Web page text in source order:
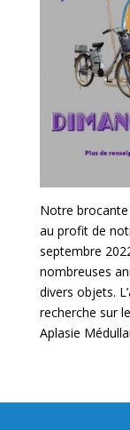
Notre
au profit de
septembre
nombreuses
divers objets.
recherche sur
Aplasie